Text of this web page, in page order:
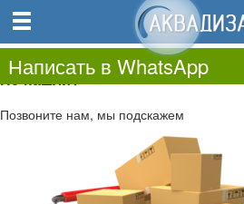
0.00
0
Не нашли?
Позвоните нам, мы подскажем
Написать в WhatsApp